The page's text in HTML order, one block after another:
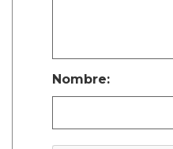
Nombre: